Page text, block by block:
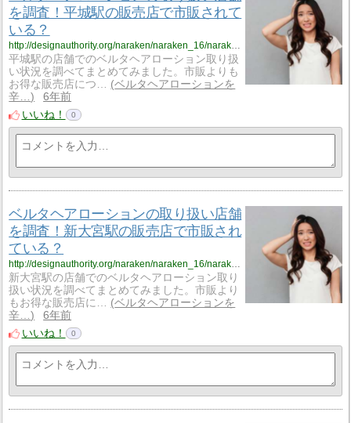
を調査！平城駅の販売店で市販されて
いる？
平城駅の店舗でのベルタヘアローション取り扱
い状況を調べてまとめてみました。市販よりも
お得な販売店につ…
ベルタヘアローションを
辛…
6年前
いいね！
0
ベルタヘアローションの取り扱い店舗
を調査！新大宮駅の販売店で市販され
ている？
新大宮駅の店舗でのベルタヘアローション取り
扱い状況を調べてまとめてみました。市販より
もお得な販売店に…
ベルタヘアローションを
辛…
6年前
いいね！
0